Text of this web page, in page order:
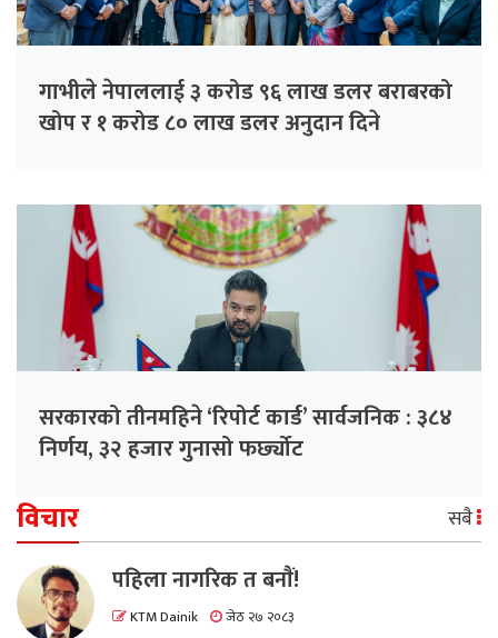
गाभीले नेपाललाई ३ करोड ९६ लाख डलर बराबरको
खोप र १ करोड ८० लाख डलर अनुदान दिने
सरकारको तीनमहिने ‘रिपोर्ट कार्ड’ सार्वजनिक : ३८४
निर्णय, ३२ हजार गुनासो फर्छ्योट
विचार सबै
पहिला नागरिक त बनाैं!
KTM Dainik जेठ २७ २०८३